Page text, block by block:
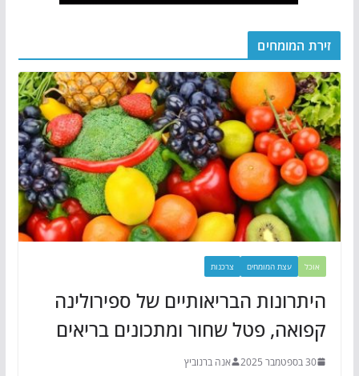
זירת המומחים
אוכל עצת המומחים צרכנות
היתרונות הבריאותיים של ספירולינה
קפואה, פטל שחור ומתכונים בריאים
30 בספטמבר 2025 אנה ברנוביץ